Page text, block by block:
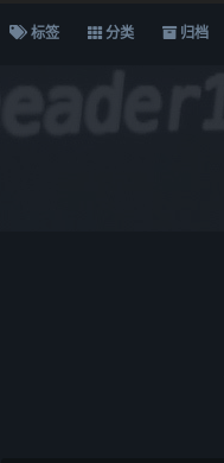
标签 分类 归档